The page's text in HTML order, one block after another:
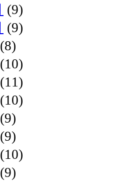
(9)
(9)
(8)
(10)
(11)
(10)
(9)
(9)
(10)
(9)